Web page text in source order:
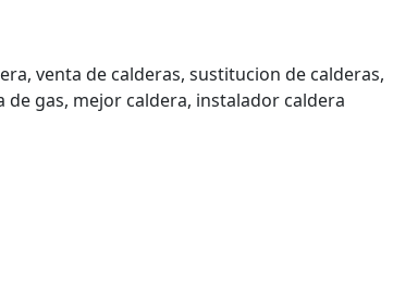
venta de calderas, sustitucion de calderas,
gas, mejor caldera, instalador caldera